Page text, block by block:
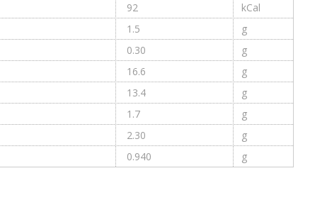
92
kCal
1.5
g
0.30
g
16.6
g
13.4
g
1.7
g
2.30
g
0.940 g